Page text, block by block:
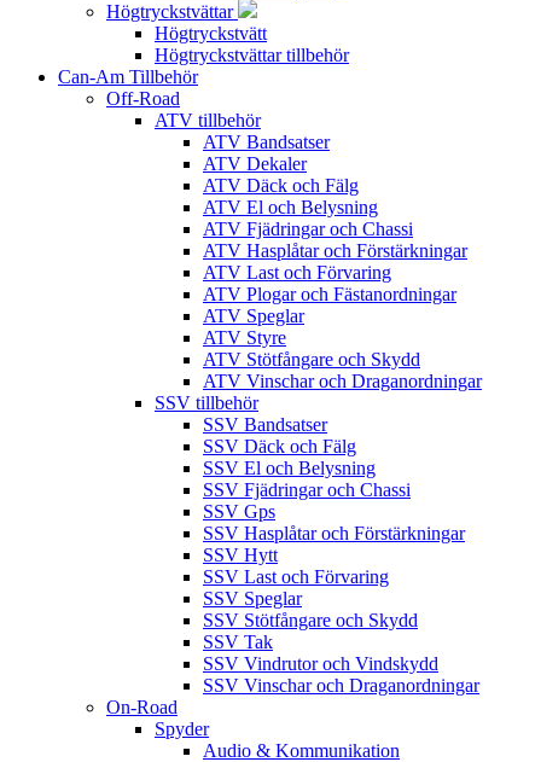
Högtryckstvättar
Högtryckstvätt
Högtryckstvättar tillbehör
Can-Am Tillbehör
Off-Road
ATV tillbehör
ATV Bandsatser
ATV Dekaler
ATV Däck och Fälg
ATV El och Belysning
ATV Fjädringar och Chassi
ATV Hasplåtar och Förstärkningar
ATV Last och Förvaring
ATV Plogar och Fästanordningar
ATV Speglar
ATV Styre
ATV Stötfångare och Skydd
ATV Vinschar och Draganordningar
SSV tillbehör
SSV Bandsatser
SSV Däck och Fälg
SSV El och Belysning
SSV Fjädringar och Chassi
SSV Gps
SSV Hasplåtar och Förstärkningar
SSV Hytt
SSV Last och Förvaring
SSV Speglar
SSV Stötfångare och Skydd
SSV Tak
SSV Vindrutor och Vindskydd
SSV Vinschar och Draganordningar
On-Road
Spyder
Audio & Kommunikation